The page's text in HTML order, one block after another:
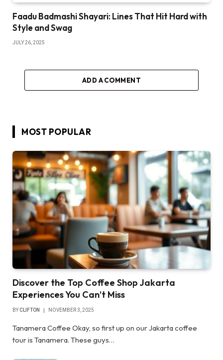
Faadu Badmashi Shayari: Lines That Hit Hard with
Style and Swag
JULY 26, 2025
ADD A COMMENT
MOST POPULAR
Discover the Top Coffee Shop Jakarta
Experiences You Can’t Miss
BYCLIFTON NOVEMBER 3, 2025
Tanamera Coffee Okay, so first up on our Jakarta coffee
tour is Tanamera. These guys…